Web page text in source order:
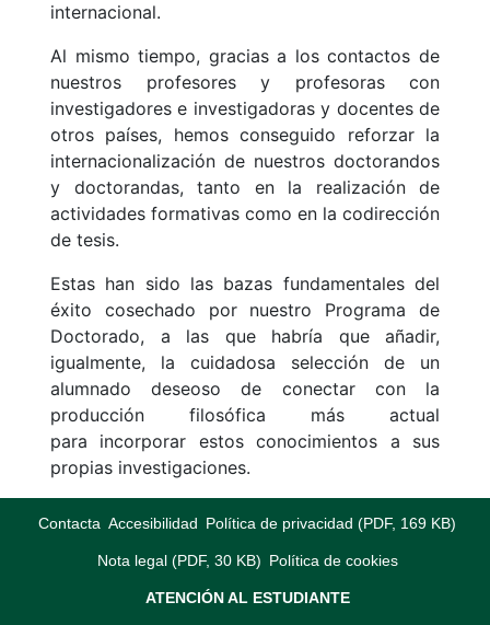
internacional.
Al mismo tiempo, gracias a los contactos de
nuestros profesores y profesoras con
investigadores e investigadoras y docentes de
otros países, hemos conseguido reforzar la
internacionalización de nuestros doctorandos
y doctorandas, tanto en la realización de
actividades formativas como en la codirección
de tesis.
Estas han sido las bazas fundamentales del
éxito cosechado por nuestro Programa de
Doctorado, a las que habría que añadir,
igualmente, la cuidadosa selección de un
alumnado deseoso de conectar con la
producción filosófica más actual
para incorporar estos conocimientos a sus
propias investigaciones.
Contacta Accesibilidad Política de privacidad (PDF, 169 KB)
Nota legal (PDF, 30 KB) Política de cookies
ATENCIÓN AL ESTUDIANTE